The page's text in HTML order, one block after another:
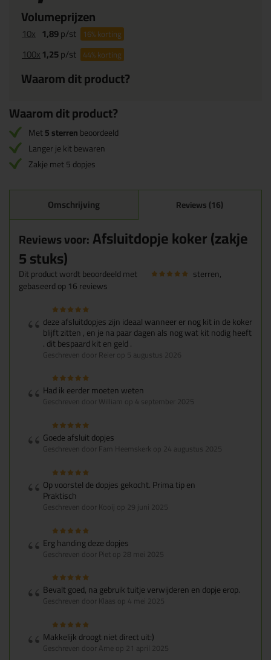
Volumeprijzen
10x 1,89p/st 16%korting
100x1,25p/st 44%korting
Waarom dit product?
Waarom dit product?
Met5 sterrenbeoordeeld
Langer je kit bewaren
Zakje met 5 dopjes
Omschrijving Reviews (16)
Reviews voor:Afsluitdopje koker (zakje
5 stuks)
Dit product wordt beoordeeld met sterren,
gebaseerd op16reviews
deze afsluitdopjes zijn ideaal wanneer er nog kit in de koker
blijft zitten , en je na paar dagen als nog wat kit nodig heeft
. dit bespaard kit en geld .
Geschreven door Reier op 5 augustus 2026
Had ik eerder moeten weten
Geschreven door William op 4 september 2025
Goede afsluit dopjes
Geschreven door Fam Heemskerk op 24 augustus 2025
Op voorstel de dopjes gekocht. Prima tip en
Praktisch
Geschreven door Kooij op 29 juni 2025
Erg handing deze dopjes
Geschreven door Piet op 28 mei 2025
Bevalt goed, na gebruik tuitje verwijderen en dopje erop.
Geschreven door Klaas op 4 mei 2025
Makkelijk droogt niet direct uit:)
Geschreven door Arne op 21 april 2025